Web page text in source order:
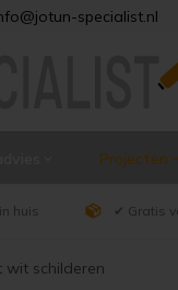
specialist.nl
Projecten
huis ✔ Gratis
wit schilderen